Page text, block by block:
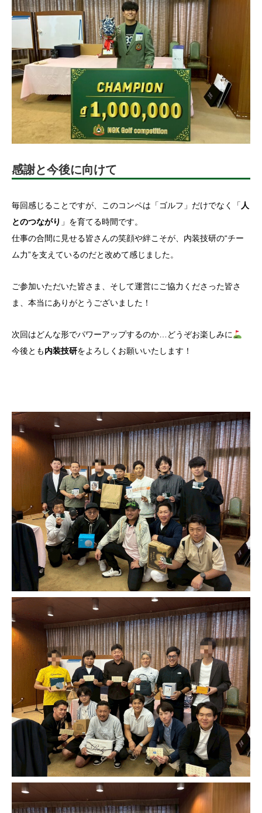
感謝と今後に向けて
毎回感じることですが、このコンペは「ゴルフ」だけでなく「 人
とのつながり 」を育てる時間です。
仕事の合間に見せる皆さんの笑顔や絆こそが、内装技研の“チー
ム力”を支えているのだと改めて感じました。
ご参加いただいた皆さま、そして運営にご協力くださった皆さ
ま、本当にありがとうございました！
次回はどんな形でパワーアップするのか…どうぞお楽しみに
今後とも内装技研をよろしくお願いいたします！